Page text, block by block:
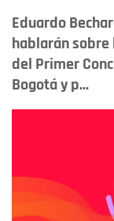
Eduardo
hablarán sobre
del Primer
Bogotá y p...